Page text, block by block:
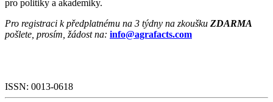
pro politiky a akademiky.
Pro registraci k předplatnému na 3 týdny na zkoušku ZDARMA
pošlete, prosím, žádost na: info@agrafacts.com
ISSN: 0013-0618